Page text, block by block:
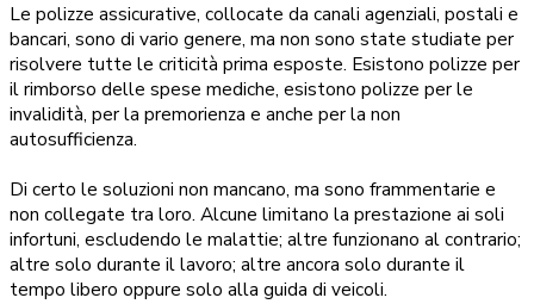
Le polizze assicurative, collocate da canali agenziali, postali e
bancari, sono di vario genere, ma non sono state studiate per
risolvere tutte le criticità prima esposte. Esistono polizze per
il rimborso delle spese mediche, esistono polizze per le
invalidità, per la premorienza e anche per la non
autosufficienza.
Di certo le soluzioni non mancano, ma sono frammentarie e
non collegate tra loro. Alcune limitano la prestazione ai soli
infortuni, escludendo le malattie; altre funzionano al contrario;
altre solo durante il lavoro; altre ancora solo durante il
tempo libero oppure solo alla guida di veicoli.